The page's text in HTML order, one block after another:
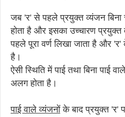
जब 'र' से पहले प्रयुक्त व्यंजन बिना
होता है और इसका उच्चारण प्रयुक्त
पहले पूरा वर्ण लिखा जाता है और
है।
ऐसी स्थिति में पाई तथा बिना पाई
अलग होता है।
पाई वाले व्यंजनोंके बाद प्रयुक्त 'र'